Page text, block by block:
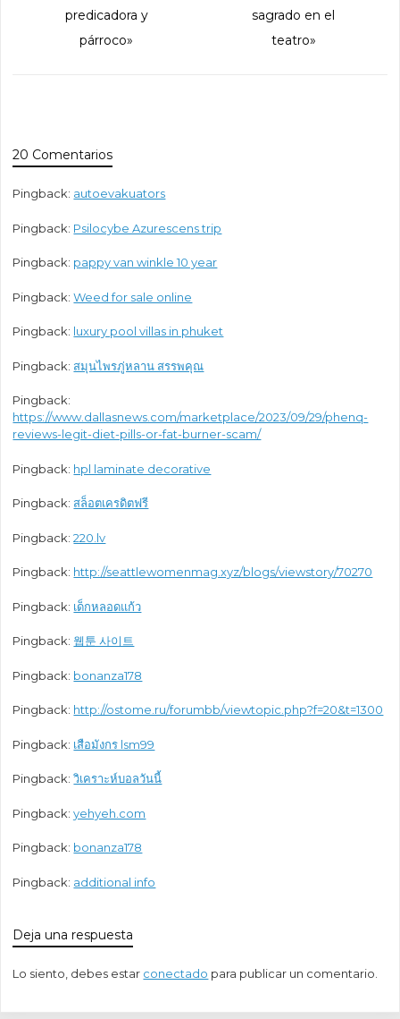
sagrado en el
teatro»
predicadora y
párroco»
20 Comentarios
Pingback: autoevakuators
Pingback: Psilocybe Azurescens trip
Pingback: pappy van winkle 10 year
Pingback:Weed for sale online
Pingback: luxury pool villas in phuket
Pingback: สมุนไพรภู่หลาน สรรพคุณ
Pingback:
https://www.dallasnews.com/marketplace/2023/09/29/phenq-
reviews-legit-diet-pills-or-fat-burner-scam/
Pingback: hpl laminate decorative
Pingback: สล็อตเครดิตฟรี
Pingback:220.lv
Pingback: http://seattlewomenmag.xyz/blogs/viewstory/70270
Pingback: เด็กหลอดแก้ว
Pingback: 웹툰 사이트
Pingback: bonanza178
Pingback: http://ostome.ru/forumbb/viewtopic.php?f=20&t=1300
Pingback: เสือมังกร lsm99
Pingback:วิเคราะห์บอลวันนี้
Pingback:yehyeh.com
Pingback: bonanza178
Pingback: additional info
Deja una respuesta
Lo siento, debes estar conectado para publicar un comentario.